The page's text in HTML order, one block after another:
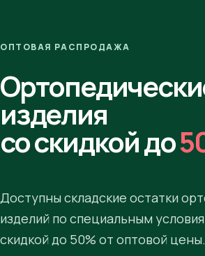
ОПТОВАЯ РАСПРОДАЖА
изделия
со скидкой до
Доступны складские остатки
изделий по специальным
скидкой до 50% от оптовой цены.